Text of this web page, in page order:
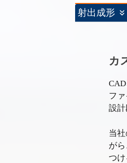
射出成形
カ
フ
設計
当
が
つけ